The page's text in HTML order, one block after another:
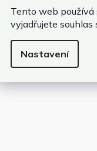
Tento web používá
vyjadřujete souhlas
Nastavení
strukturu
nebezpečných
uzávěrem